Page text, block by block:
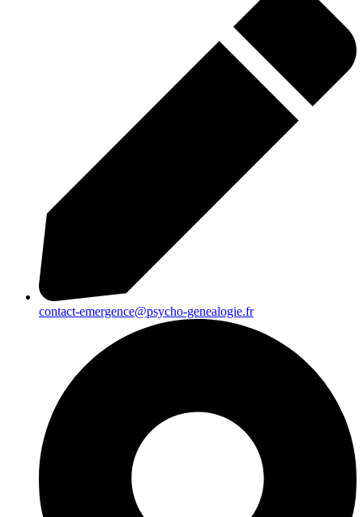
contact-emergence@psycho-genealogie.fr